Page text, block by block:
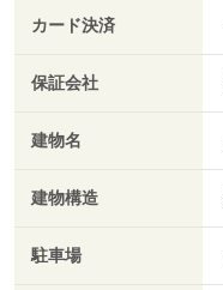
カード決済
保証会社
建物名
建物構造
駐車場